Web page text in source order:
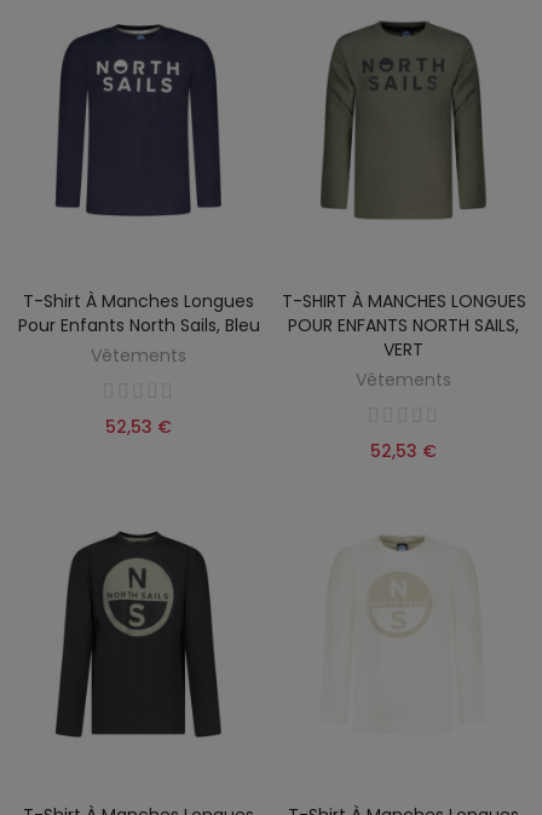
T-Shirt À Manches Longues
Pour Enfants North Sails, Bleu
Vêtements
52,53 €
T-SHIRT À MANCHES LONGUES
POUR ENFANTS NORTH SAILS,
VERT
Vêtements
52,53 €